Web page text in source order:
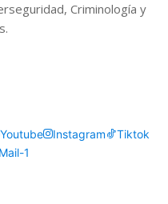
Criminología y
Youtube Instagram
Tiktok
1